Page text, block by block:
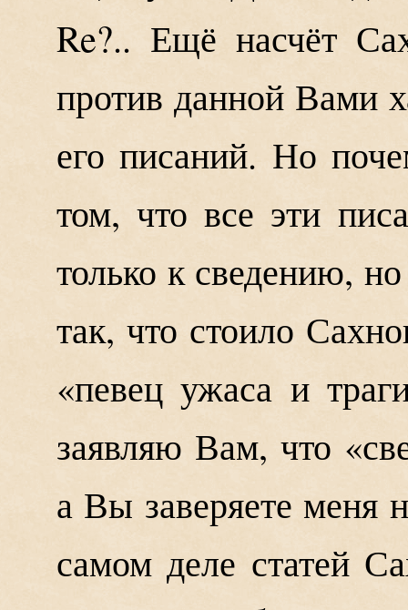
Re?.. Ещё насчёт
против данной Вами
его писаний. Но
том, что все эти
только к сведению,
так, что стоило
«певец ужаса и
заявляю Вам, что
а Вы заверяете меня
самом деле статей